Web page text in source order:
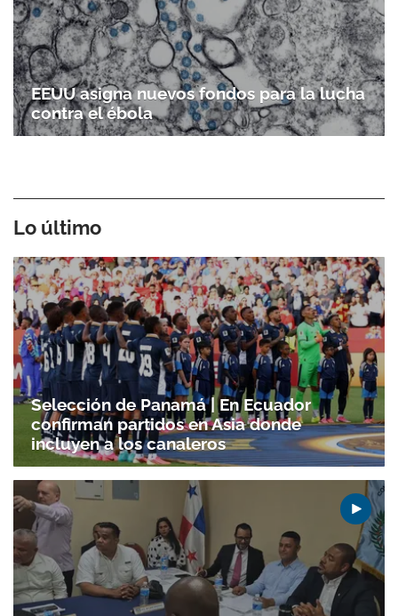
EEUU asigna nuevos fondos para la lucha
contra el ébola
Lo último
Selección de Panamá | En Ecuador
confirman partidos en Asia donde
incluyen a los canaleros